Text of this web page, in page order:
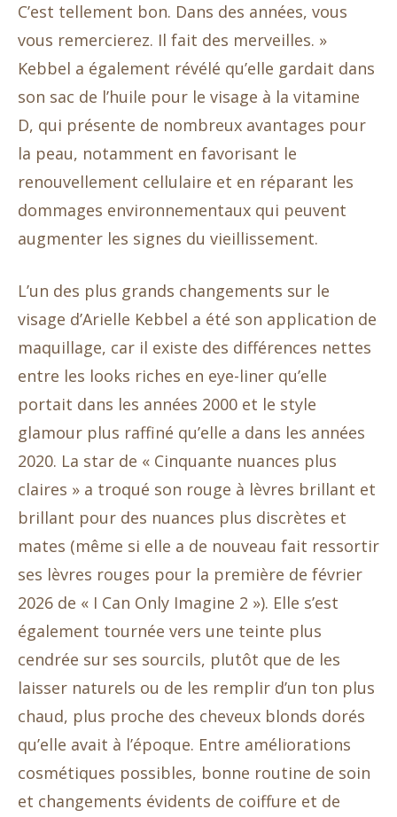
C’est tellement bon. Dans des années, vous
vous remercierez. Il fait des merveilles. »
Kebbel a également révélé qu’elle gardait dans
son sac de l’huile pour le visage à la vitamine
D, qui présente de nombreux avantages pour
la peau, notamment en favorisant le
renouvellement cellulaire et en réparant les
dommages environnementaux qui peuvent
augmenter les signes du vieillissement.
L’un des plus grands changements sur le
visage d’Arielle Kebbel a été son application de
maquillage, car il existe des différences nettes
entre les looks riches en eye-liner qu’elle
portait dans les années 2000 et le style
glamour plus raffiné qu’elle a dans les années
2020. La star de « Cinquante nuances plus
claires » a troqué son rouge à lèvres brillant et
brillant pour des nuances plus discrètes et
mates (même si elle a de nouveau fait ressortir
ses lèvres rouges pour la première de février
2026 de « I Can Only Imagine 2 »). Elle s’est
également tournée vers une teinte plus
cendrée sur ses sourcils, plutôt que de les
laisser naturels ou de les remplir d’un ton plus
chaud, plus proche des cheveux blonds dorés
qu’elle avait à l’époque. Entre améliorations
cosmétiques possibles, bonne routine de soin
et changements évidents de coiffure et de